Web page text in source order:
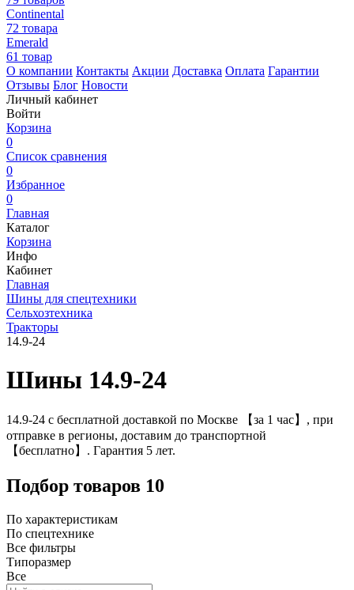
Continental
72 товара
Emerald
61 товар
О компании Контакты Акции Доставка Оплата Гарантии
Отзывы Блог Новости
Личный кабинет
Войти
Корзина
0
Список сравнения
0
Избранное
0
Главная
Каталог
Корзина
Инфо
Кабинет
Главная
Шины для спецтехники
Сельхозтехника
Тракторы
14.9-24
Шины 14.9-24
14.9-24 с бесплатной доставкой по Москве 【за 1 час】, при
отправке в регионы, доставим до транспортной
【бесплатно】. Гарантия 5 лет.
Подбор товаров 10
По характеристикам
По спецтехнике
Все фильтры
Типоразмер
Все